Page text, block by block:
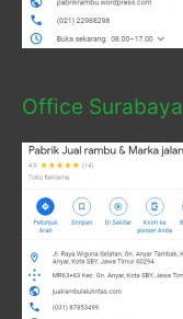
Office Surabaya